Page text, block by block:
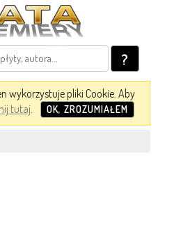
?
wykorzystuje pliki Cookie. Aby
tutaj. OK, ZROZUMIAŁEM